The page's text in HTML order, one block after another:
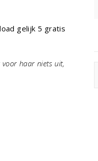
gelijk 5 gratis
voor haar niets uit,